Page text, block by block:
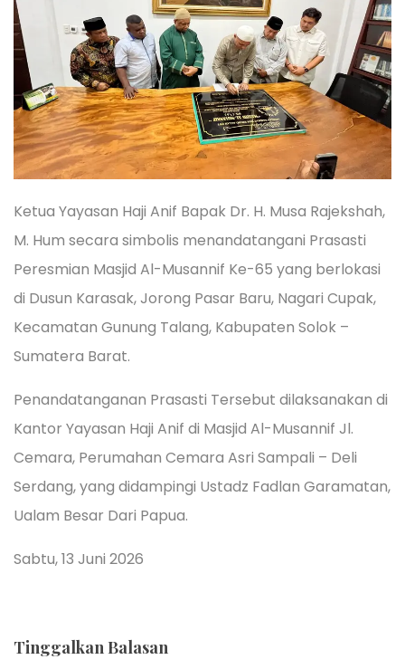
Ketua Yayasan Haji Anif Bapak Dr. H. Musa Rajekshah,
M. Hum secara simbolis menandatangani Prasasti
Peresmian Masjid Al-Musannif Ke-65 yang berlokasi
di Dusun Karasak, Jorong Pasar Baru, Nagari Cupak,
Kecamatan Gunung Talang, Kabupaten Solok –
Sumatera Barat.
Penandatanganan Prasasti Tersebut dilaksanakan di
Kantor Yayasan Haji Anif di Masjid Al-Musannif Jl.
Cemara, Perumahan Cemara Asri Sampali – Deli
Serdang, yang didampingi Ustadz Fadlan Garamatan,
Ualam Besar Dari Papua.
Sabtu, 13 Juni 2026
Tinggalkan Balasan